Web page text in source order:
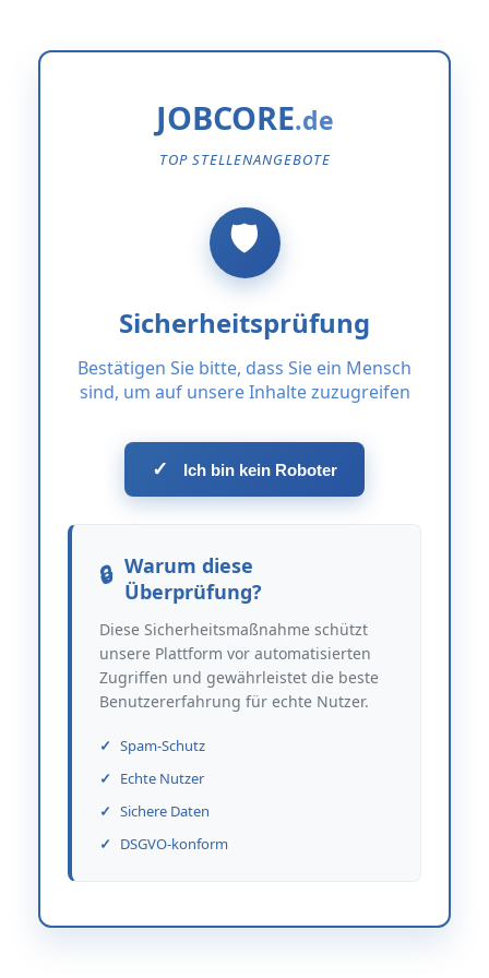
JOBCORE
TOP STELLENANGEBOTE
Sicherheitsprüfung
Bestätigen Sie bitte, dass Sie ein Mensch
sind, um auf unsere Inhalte zuzugreifen
✓ Ich bin kein Roboter
Warum diese
Überprüfung?
Diese Sicherheitsmaßnahme schützt
unsere Plattform vor automatisierten
Zugriffen und gewährleistet die beste
Benutzererfahrung für echte Nutzer.
Spam-Schutz
Echte Nutzer
Sichere Daten
DSGVO-konform